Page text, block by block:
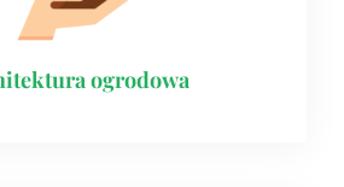
ogrodowa